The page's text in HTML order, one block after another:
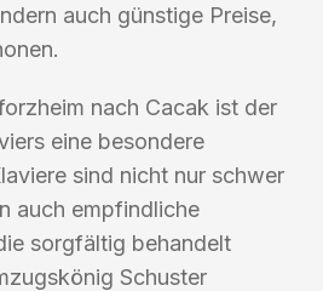
auch günstige Preise,
nach Cacak ist der
eine besondere
sind nicht nur schwer
auch empfindliche
sorgfältig behandelt
Schuster